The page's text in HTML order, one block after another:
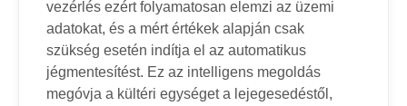
vezérlés ezért folyamatosan elemzi az üzemi
adatokat, és a mért értékek alapján csak
szükség esetén indítja el az automatikus
jégmentesítést. Ez az intelligens megoldás
megóvja a kültéri egységet a lejegesedéstől,